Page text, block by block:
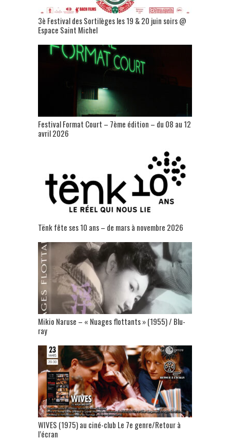
3è Festival des Sortilèges les 19 & 20 juin soirs @
Espace Saint Michel
Festival Format Court – 7ème édition – du 08 au 12
avril 2026
Tënk fête ses 10 ans – de mars à novembre 2026
Mikio Naruse – « Nuages flottants » (1955) / Blu-
ray
WIVES (1975) au ciné-club Le 7e genre/Retour à
l’écran